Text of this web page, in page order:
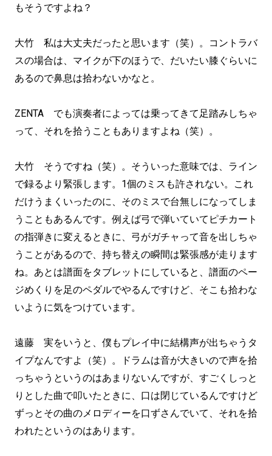
もそうですよね？
大竹 私は大丈夫だったと思います（笑）。コントラバ
スの場合は、マイクが下のほうで、だいたい膝ぐらいに
あるので鼻息は拾わないかなと。
ZENTA でも演奏者によっては乗ってきて足踏みしちゃ
って、それを拾うこともありますよね（笑）。
大竹 そうですね（笑）。そういった意味では、ライン
で録るより緊張します。1個のミスも許されない。これ
だけうまくいったのに、そのミスで台無しになってしま
うこともあるんです。例えば弓で弾いていてピチカート
の指弾きに変えるときに、弓がガチャって音を出しちゃ
うことがあるので、持ち替えの瞬間は緊張感が走ります
ね。あとは譜面をタブレットにしていると、譜面のペー
ジめくりを足のペダルでやるんですけど、そこも拾わな
いように気をつけています。
遠藤 実をいうと、僕もプレイ中に結構声が出ちゃうタ
イプなんですよ（笑）。ドラムは音が大きいので声を拾
っちゃうというのはあまりないんですが、すごくしっと
りとした曲で叩いたときに、口は閉じているんですけど
ずっとその曲のメロディーを口ずさんでいて、それを拾
われたというのはあります。